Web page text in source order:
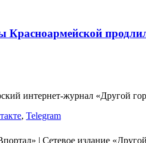
Красноармейской
интернет-журнал «Другой
, Telegram
| Сетевое издание